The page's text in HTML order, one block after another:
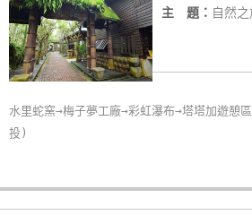
宿
全
租
車
主 題： 自然
水里蛇窯→梅子夢工廠→彩虹瀑布→塔塔加遊憩
投)